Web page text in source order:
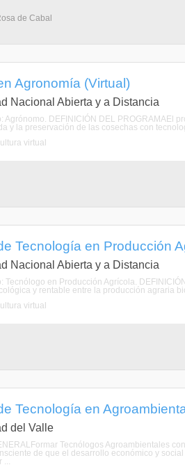
de Cabal
Agronomía (Virtual)
Nacional Abierta y a Distancia
Agrónomo. DEFINICIÓN DEL PROGRAMAEl
y la preservación de las cosechas con
virtual
Tecnología en Producción
Nacional Abierta y a Distancia
Tecnólogo en Producción Agrícola.
y rentable entre la producción agraria
virtual
Tecnología en
del Valle
Tecnólogos Agroambientales
de que el desarrollo económico y
...